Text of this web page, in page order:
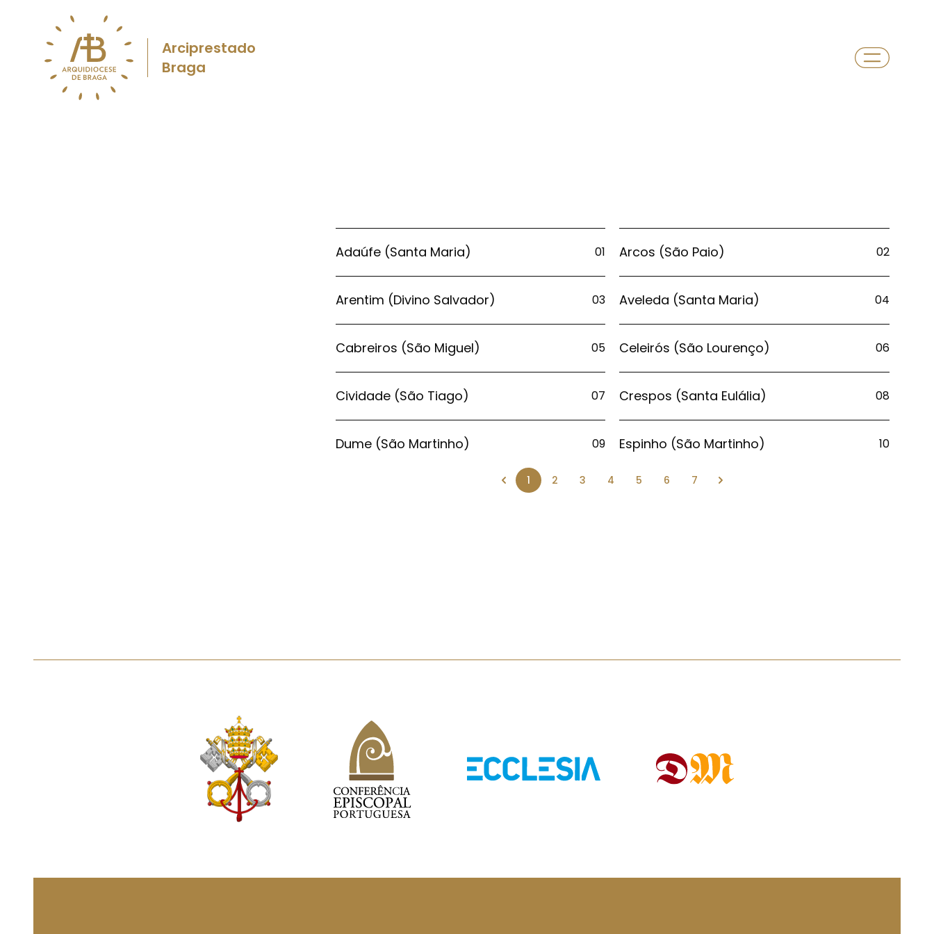
Arciprestado
Braga
Adaúfe (Santa Maria) 01 Arcos (São Paio) 02
Arentim (Divino Salvador) 03 Aveleda (Santa Maria) 04
Cabreiros (São Miguel) 05 Celeirós (São Lourenço) 06
Cividade (São Tiago) 07 Crespos (Santa Eulália) 08
Dume (São Martinho) 09 Espinho (São Martinho) 10
1 2 3 4 5 6 7